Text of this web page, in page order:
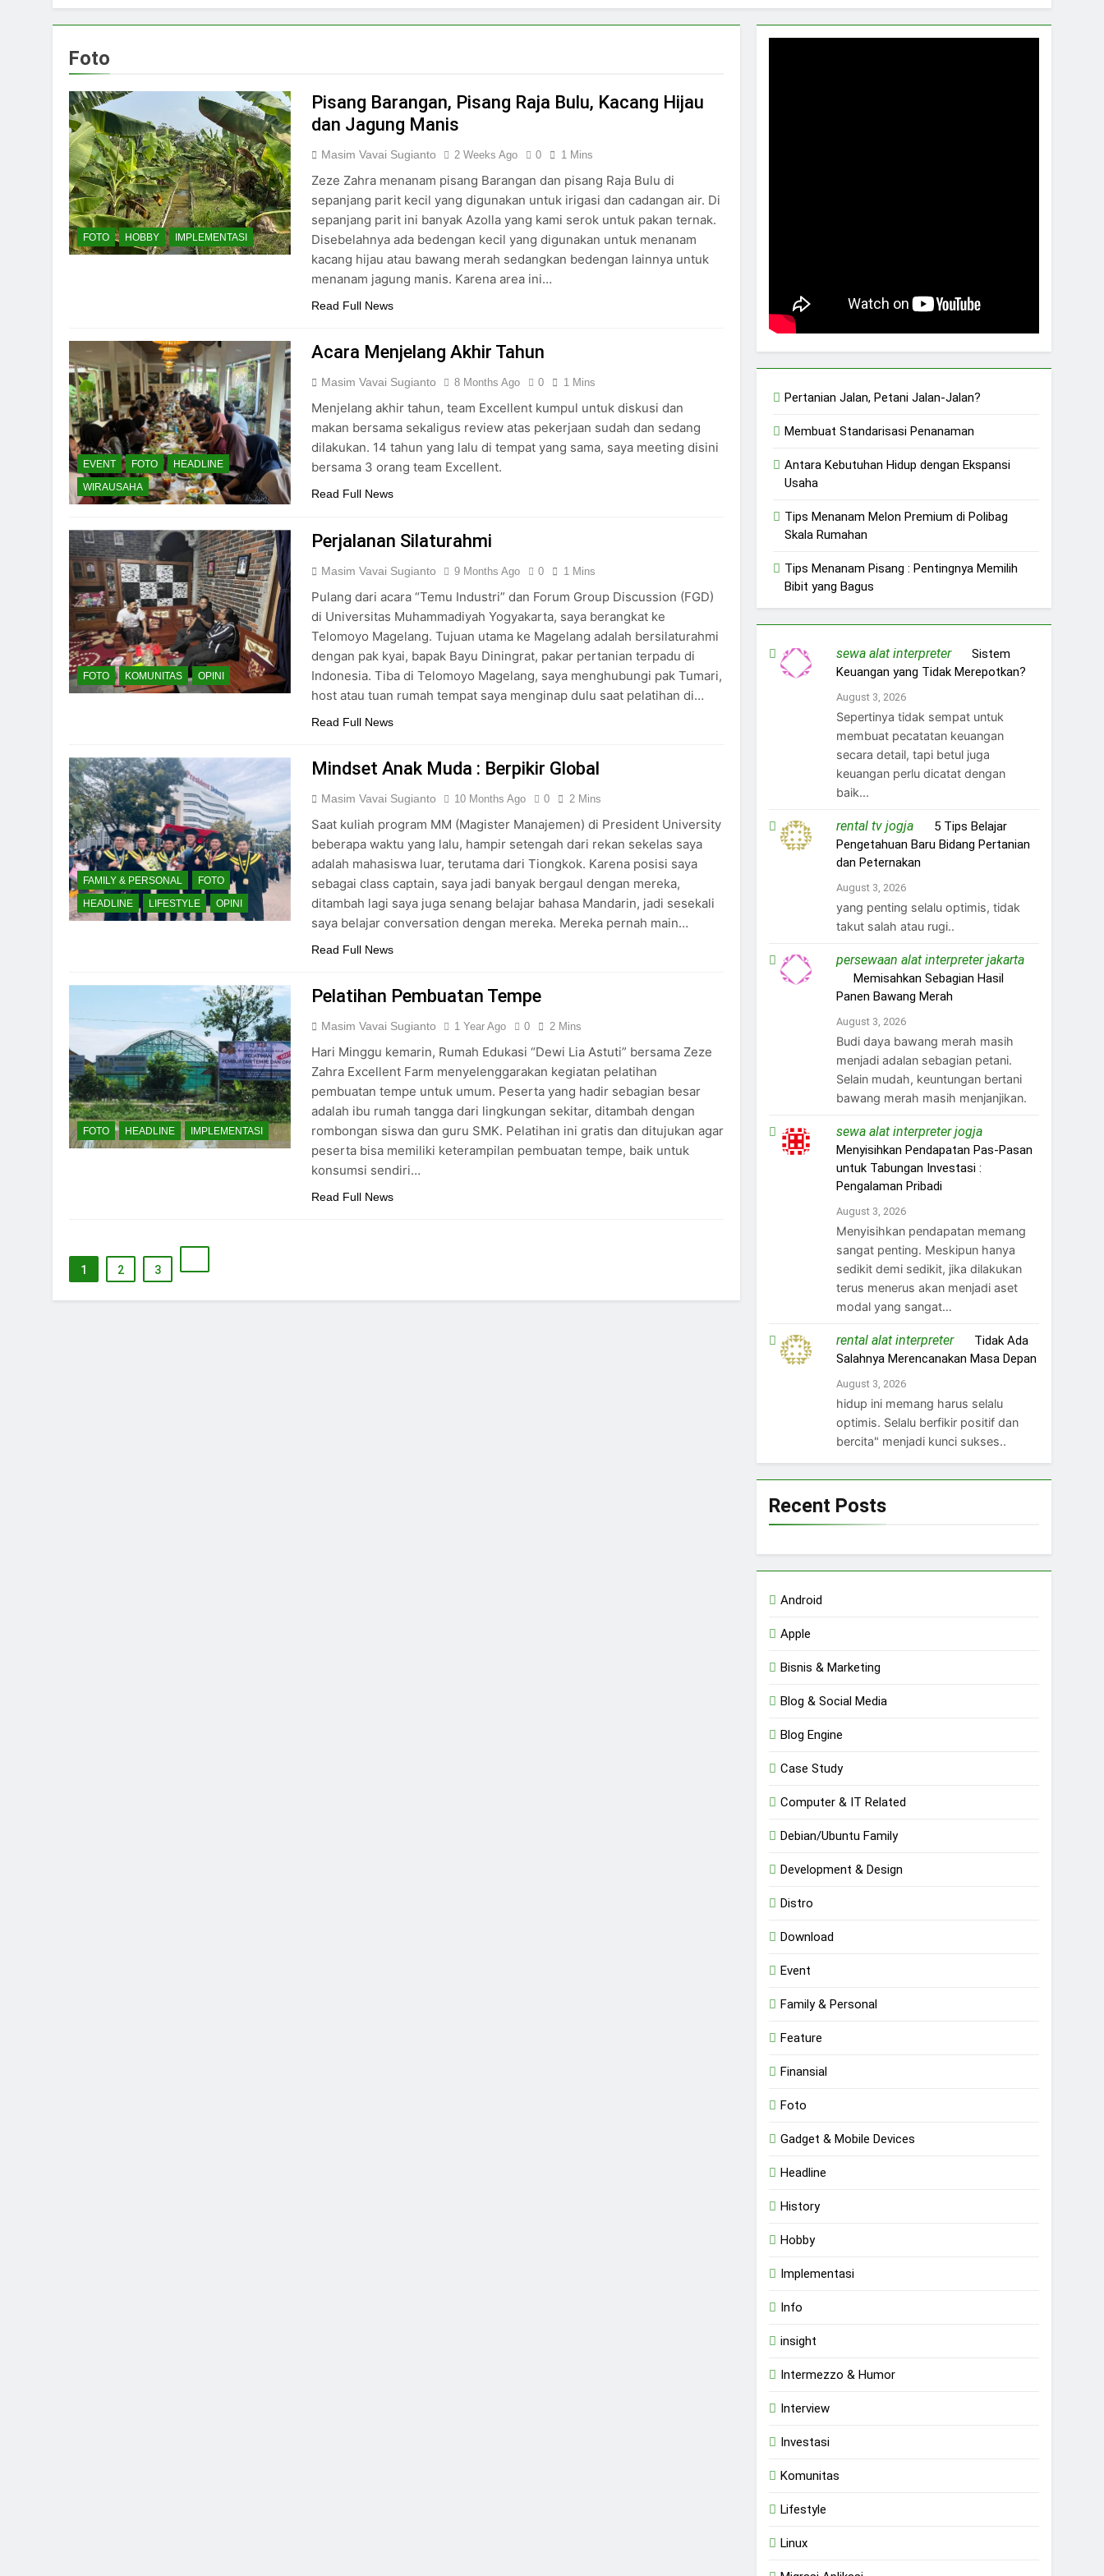
Foto
FOTO HOBBY IMPLEMENTASI
Pisang Barangan, Pisang Raja Bulu, Kacang Hijau
dan Jagung Manis
Masim Vavai Sugianto 2 Weeks Ago 0 1 Mins
Zeze Zahra menanam pisang Barangan dan pisang Raja Bulu di
sepanjang parit kecil yang digunakan untuk irigasi dan cadangan air. Di
sepanjang parit ini banyak Azolla yang kami serok untuk pakan ternak.
Disebelahnya ada bedengan kecil yang digunakan untuk menanam
kacang hijau atau bawang merah sedangkan bedengan lainnya untuk
menanam jagung manis. Karena area ini…
Read Full News
EVENT FOTO
HEADLINE
WIRAUSAHA
Acara Menjelang Akhir Tahun
Masim Vavai Sugianto 8 Months Ago 0 1 Mins
Menjelang akhir tahun, team Excellent kumpul untuk diskusi dan
makan bersama sekaligus review atas pekerjaan sudah dan sedang
dilakukan. 14 tahun yang lalu di tempat yang sama, saya meeting disini
bersama 3 orang team Excellent.
Read Full News
FOTO KOMUNITAS OPINI
Perjalanan Silaturahmi
Masim Vavai Sugianto 9 Months Ago 0 1 Mins
Pulang dari acara “Temu Industri” dan Forum Group Discussion (FGD)
di Universitas Muhammadiyah Yogyakarta, saya berangkat ke
Telomoyo Magelang. Tujuan utama ke Magelang adalah bersilaturahmi
dengan pak kyai, bapak Bayu Diningrat, pakar pertanian terpadu di
Indonesia. Tiba di Telomoyo Magelang, saya menghubungi pak Tumari,
host atau tuan rumah tempat saya menginap dulu saat pelatihan di…
Read Full News
FAMILY & PERSONAL
FOTO
HEADLINE
LIFESTYLE OPINI
Mindset Anak Muda : Berpikir Global
Masim Vavai Sugianto 10 Months Ago 0 2 Mins
Saat kuliah program MM (Magister Manajemen) di President University
beberapa waktu yang lalu, hampir setengah dari rekan sekelas saya
adalah mahasiswa luar, terutama dari Tiongkok. Karena posisi saya
sebagai class captain, saya jadi banyak bergaul dengan mereka,
ditambah lagi saya juga senang belajar bahasa Mandarin, jadi sesekali
saya belajar conversation dengan mereka. Mereka pernah main…
Read Full News
FOTO HEADLINE IMPLEMENTASI
Pelatihan Pembuatan Tempe
Masim Vavai Sugianto 1 Year Ago 0 2 Mins
Hari Minggu kemarin, Rumah Edukasi “Dewi Lia Astuti” bersama Zeze
Zahra Excellent Farm menyelenggarakan kegiatan pelatihan
pembuatan tempe untuk umum. Peserta yang hadir sebagian besar
adalah ibu rumah tangga dari lingkungan sekitar, ditambah dengan
rombongan siswa dan guru SMK. Pelatihan ini gratis dan ditujukan agar
peserta bisa memiliki keterampilan pembuatan tempe, baik untuk
konsumsi sendiri…
Read Full News
1 2 3
Pertanian Jalan, Petani Jalan-Jalan?
Membuat Standarisasi Penanaman
Antara Kebutuhan Hidup dengan Ekspansi
Usaha
Tips Menanam Melon Premium di Polibag
Skala Rumahan
Tips Menanam Pisang : Pentingnya Memilih
Bibit yang Bagus
sewa alat interpreteron Sistem
Keuangan yang Tidak Merepotkan?
August 3, 2026
Sepertinya tidak sempat untuk
membuat pecatatan keuangan
secara detail, tapi betul juga
keuangan perlu dicatat dengan
baik...
rental tv jogjaon 5 Tips Belajar
Pengetahuan Baru Bidang Pertanian
dan Peternakan
August 3, 2026
yang penting selalu optimis, tidak
takut salah atau rugi..
persewaan alat interpreter jakarta
Memisahkan Sebagian Hasil
Panen Bawang Merah
August 3, 2026
Budi daya bawang merah masih
menjadi adalan sebagian petani.
Selain mudah, keuntungan bertani
bawang merah masih menjanjikan.
sewa alat interpreter jogjaon
Menyisihkan Pendapatan Pas-Pasan
untuk Tabungan Investasi :
Pengalaman Pribadi
August 3, 2026
Menyisihkan pendapatan memang
sangat penting. Meskipun hanya
sedikit demi sedikit, jika dilakukan
terus menerus akan menjadi aset
modal yang sangat…
rental alat interpreteron Tidak Ada
Salahnya Merencanakan Masa Depan
August 3, 2026
hidup ini memang harus selalu
optimis. Selalu berfikir positif dan
bercita" menjadi kunci sukses..
Recent Posts
Android
Apple
Bisnis & Marketing
Blog & Social Media
Blog Engine
Case Study
Computer & IT Related
Debian/Ubuntu Family
Development & Design
Distro
Download
Event
Family & Personal
Feature
Finansial
Foto
Gadget & Mobile Devices
Headline
History
Hobby
Implementasi
Info
insight
Intermezzo & Humor
Interview
Investasi
Komunitas
Lifestyle
Linux